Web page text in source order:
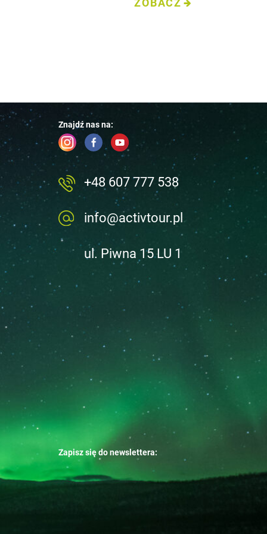
Znajdź nas na:
+48 607 777 538
info@activtour.pl
ul. Piwna 15 LU 1
Zapisz się do newslettera: